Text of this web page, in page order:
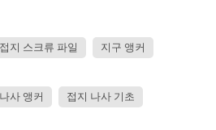
지 스크류 파일 지구 앵커
사 앵커 접지 나사 기초